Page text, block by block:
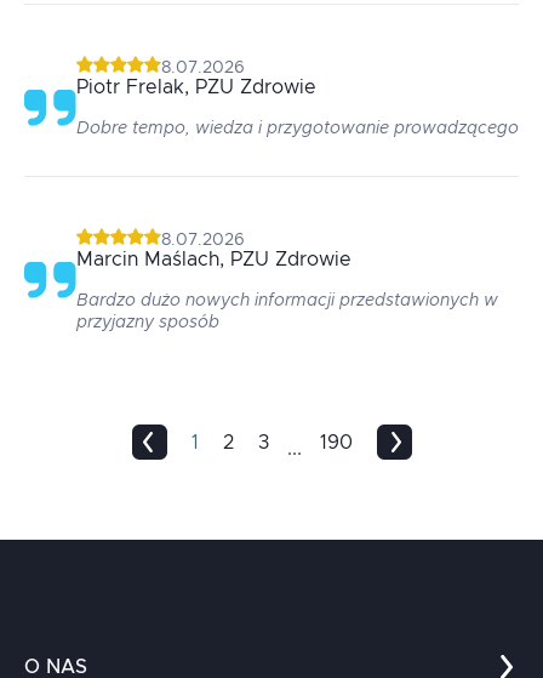
8.07.2026
Piotr Frelak, PZU Zdrowie
Dobre tempo, wiedza i przygotowanie prowadzącego
8.07.2026
Marcin Maślach, PZU Zdrowie
Bardzo dużo nowych informacji przedstawionych w
przyjazny sposób
1 2 3 ... 190
O NAS